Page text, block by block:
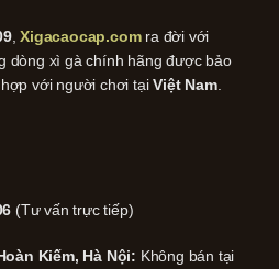
,Xigacaocap.comra đời với
dòng xì gà chính hãng được bảo
với người chơi tạiViệt Nam.
(Tư vấn trực tiếp)
Kiếm, Hà Nội: Không bán tại